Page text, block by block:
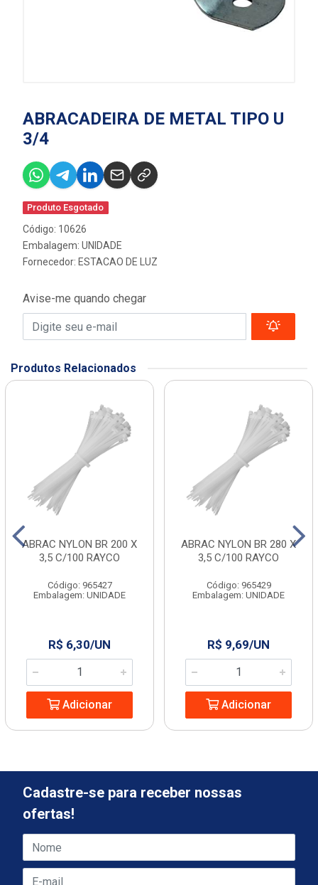
ABRACADEIRA DE METAL TIPO U
3/4
Produto Esgotado
Código: 10626
Embalagem: UNIDADE
Fornecedor: ESTACAO DE LUZ
Avise-me quando chegar
Produtos Relacionados
ABRAC NYLON BR 200 X
3,5 C/100 RAYCO
Código: 965427
Embalagem: UNIDADE
R$ 6,30/UN
Adicionar
ABRAC NYLON BR 280 X
3,5 C/100 RAYCO
Código: 965429
Embalagem: UNIDADE
R$ 9,69/UN
Adicionar
Cadastre-se para receber nossas
ofertas!